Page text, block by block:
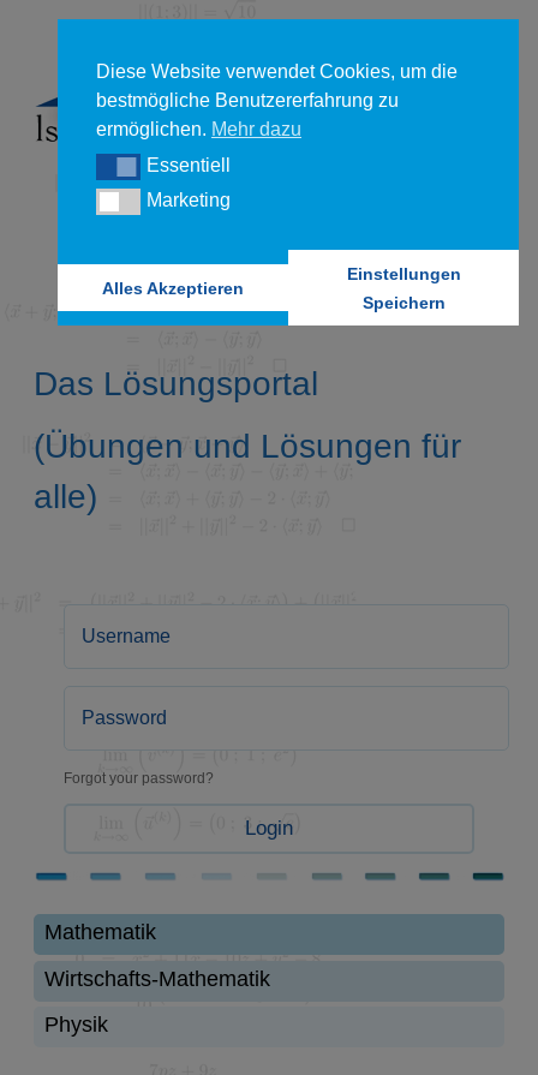
Das Lösungsportal
(Übungen und Lösungen für
alle)
Forgot your password?
Login
Mathematik
Wirtschafts-Mathematik
Physik
Diese Website verwendet Cookies, um die
bestmögliche Benutzererfahrung zu
ermöglichen. Mehr dazu
EssentiellEssentiell
MarketingMarketing
Alles Akzeptieren
Einstellungen
Speichern